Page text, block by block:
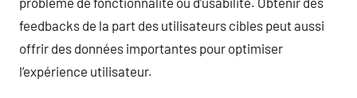
feedbacks de la part des utilisateurs cibles peut aussi
offrir des données importantes pour optimiser
l’expérience utilisateur.